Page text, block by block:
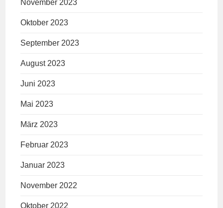
November 2023
Oktober 2023
September 2023
August 2023
Juni 2023
Mai 2023
März 2023
Februar 2023
Januar 2023
November 2022
Oktober 2022